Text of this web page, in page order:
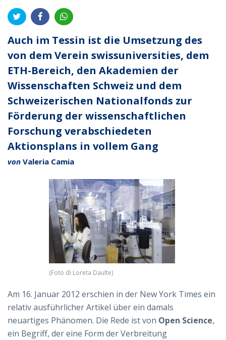
Auch im Tessin ist die Umsetzung des
von dem Verein swissuniversities, dem
ETH-Bereich, den Akademien der
Wissenschaften Schweiz und dem
Schweizerischen Nationalfonds zur
Förderung der wissenschaftlichen
Forschung verabschiedeten
Aktionsplans in vollem Gang
von Valeria Camia
(Foto di Loreta Daulte)
Am 16. Januar 2012 erschien in der New York Times ein
relativ ausführlicher Artikel über ein damals
neuartiges Phänomen. Die Rede ist von Open Science,
ein Begriff, der eine Form der Verbreitung